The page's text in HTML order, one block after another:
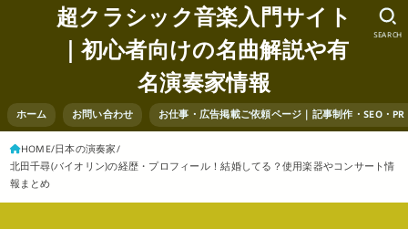
超クラシック音楽入門サイト
｜初心者向けの名曲解説や有
名演奏家情報
ホーム お問い合わせ お仕事・広告掲載ご依頼ページ｜記事制作・SEO・
SEARCH
HOME 日本の演奏家
北田千尋(バイオリン)の経歴・プロフィール！結婚してる？使用楽器やコンサート情
報まとめ